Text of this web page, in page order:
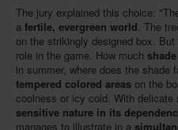
The jury explained this choice:
a fertile, evergreen world. The
on the strikingly designed box.
role in the game. How much shade
in summer, where does the shade
tempered colored areas on the
coolness or icy cold. With
sensitive nature in its
manages to illustrate in a